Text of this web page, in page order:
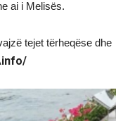
ai i Melisës.
tejet tërheqëse dhe